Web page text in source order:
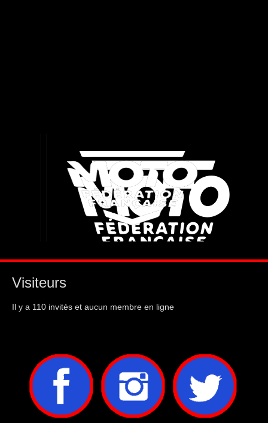
Visiteurs
Il y a 110 invités et aucun membre en ligne